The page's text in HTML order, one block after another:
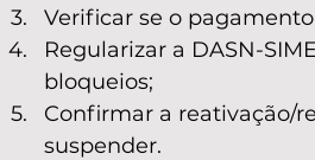
Verificar se o
Regularizar a DASN-
bloqueios;
Confirmar a reativação/
suspender.